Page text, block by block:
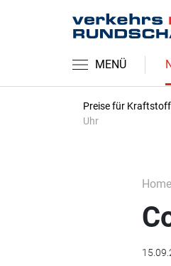
MENÜ
Preise für
Uhr
Home